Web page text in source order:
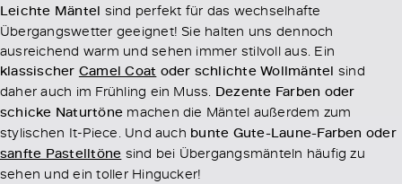
Leichte Mäntel sind perfekt für das wechselhafte
Übergangswetter geeignet! Sie halten uns dennoch
ausreichend warm und sehen immer stilvoll aus. Ein
klassischer Camel Coat oder schlichte Wollmäntel sind
daher auch im Frühling ein Muss. Dezente Farben oder
schicke Naturtöne machen die Mäntel außerdem zum
stylischen It-Piece. Und auch bunte Gute-Laune-Farben oder
sanfte Pastelltöne sind bei Übergangsmänteln häufig zu
sehen und ein toller Hingucker!